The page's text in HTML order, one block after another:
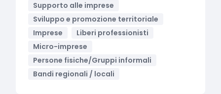
Supporto alle imprese
Sviluppo e promozione territoriale
Imprese
Liberi professionisti
Micro-imprese
Persone fisiche/Gruppi informali
Bandi regionali / locali